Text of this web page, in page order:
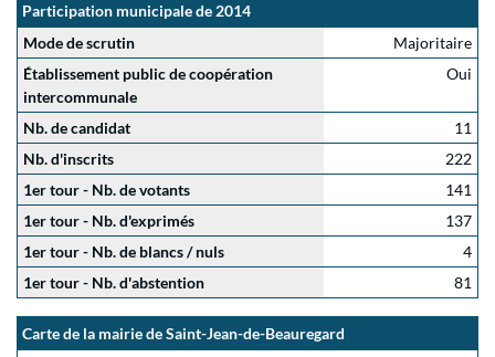
Participation municipale de 2014
Mode de scrutin
Majoritaire
Établissement public de coopération
intercommunale
Oui
Nb. de candidat
11
Nb. d'inscrits
222
1er tour - Nb. de votants
141
1er tour - Nb. d'exprimés
137
1er tour - Nb. de blancs / nuls
4
1er tour - Nb. d'abstention
81
Carte de la mairie de Saint-Jean-de-Beauregard